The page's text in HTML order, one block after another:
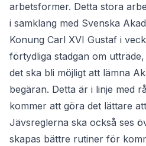
arbetsformer. Detta stora
i samklang med Svenska
Konung Carl XVI Gustaf i
förtydliga stadgan om
det ska bli möjligt att lämna
begäran. Detta är i linje med
kommer att göra det lättare
Jävsreglerna ska också ses
skapas bättre rutiner för